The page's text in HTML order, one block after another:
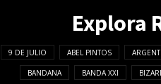
Explora
9 DE JULIO ABEL PINTOS
BANDANA BANDA XXI